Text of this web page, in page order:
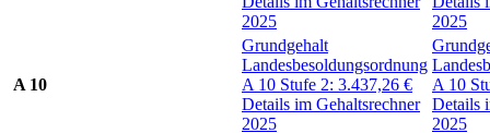
2025
2025
A 10
Grundgehalt
Landesbesoldungsordnung
A 10 Stufe 2: 3.437,26 €
Details im Gehaltsrechner
2025
A 10
Details
2025